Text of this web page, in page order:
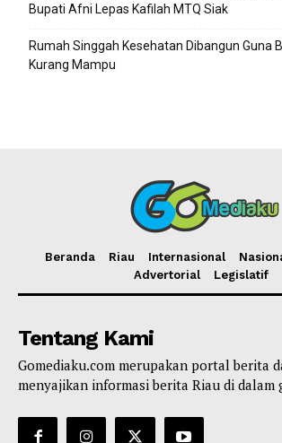
Bupati Afni Lepas Kafilah MTQ Siak
Rumah Singgah Kesehatan Dibangun Guna
Kurang Mampu
Beranda Riau Internasional
Advertorial
Legislatif
Tentang Kami
Gomediaku.com merupakan portal berita
menyajikan informasi berita Riau di dalam